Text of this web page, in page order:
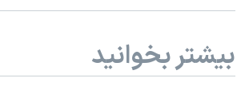
بیشتر بخوانید